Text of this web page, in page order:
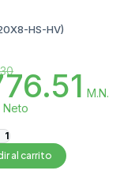
HS-HV)
M.N.
Neto
al carrito